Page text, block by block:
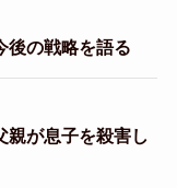
後の戦略を語る
親が息子を殺害し